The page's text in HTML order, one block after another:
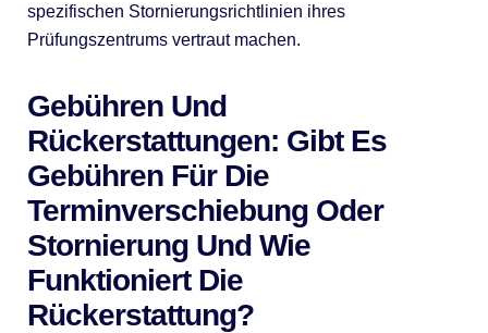
spezifischen Stornierungsrichtlinien ihres
Prüfungszentrums vertraut machen.
Gebühren Und
Rückerstattungen: Gibt Es
Gebühren Für Die
Terminverschiebung Oder
Stornierung Und Wie
Funktioniert Die
Rückerstattung?